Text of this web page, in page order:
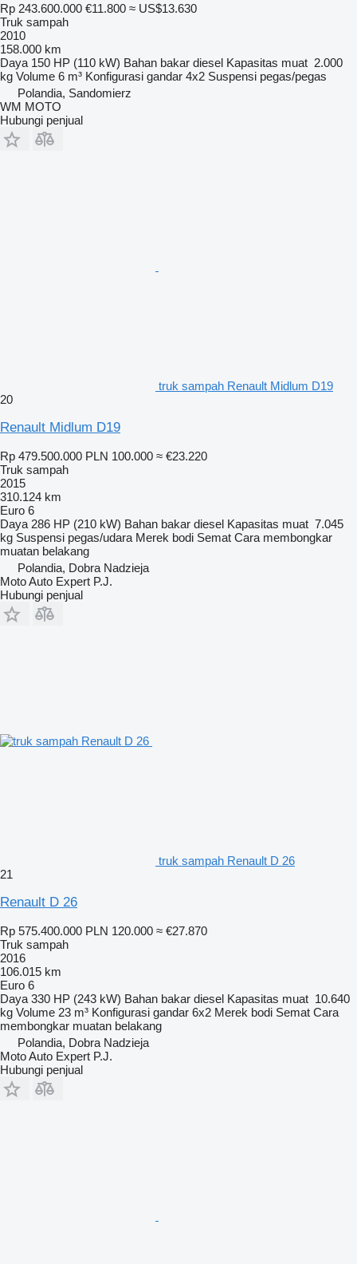
Rp 243.600.000 €11.800 ≈ US$13.630
Truk sampah
2010
158.000 km
Daya 150 HP (110 kW) Bahan bakar diesel Kapasitas muat 2.000
kg Volume 6 m³ Konfigurasi gandar 4x2 Suspensi pegas/pegas
Polandia, Sandomierz
WM MOTO
Hubungi penjual
truk sampah Renault Midlum D19
20
Renault Midlum D19
Rp 479.500.000 PLN 100.000 ≈ €23.220
Truk sampah
2015
310.124 km
Euro 6
Daya 286 HP (210 kW) Bahan bakar diesel Kapasitas muat 7.045
kg Suspensi pegas/udara Merek bodi Semat Cara membongkar
muatan belakang
Polandia, Dobra Nadzieja
Moto Auto Expert P.J.
Hubungi penjual
truk sampah Renault D 26
21
Renault D 26
Rp 575.400.000 PLN 120.000 ≈ €27.870
Truk sampah
2016
106.015 km
Euro 6
Daya 330 HP (243 kW) Bahan bakar diesel Kapasitas muat 10.640
kg Volume 23 m³ Konfigurasi gandar 6x2 Merek bodi Semat Cara
membongkar muatan belakang
Polandia, Dobra Nadzieja
Moto Auto Expert P.J.
Hubungi penjual